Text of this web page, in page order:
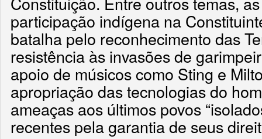
participação indígena na
batalha pelo reconhecimento das
resistência às invasões de
apoio de músicos como Sting e
apropriação das tecnologias do
ameaças aos últimos povos
recentes pela garantia de seus